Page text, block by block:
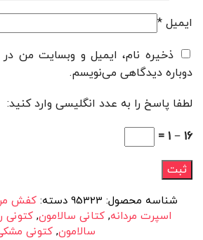
ایمیل *
ذخیره نام، ایمیل و وبسایت من در
دوباره دیدگاهی می‌نویسم.
لطفا پاسخ را به عدد انگلیسی وارد کنید:
16 − 1 =
شناسه محصول: 95323 دسته: کفش
اسپرت مردانه, کتانی سالامون,
سالامون, کتونی